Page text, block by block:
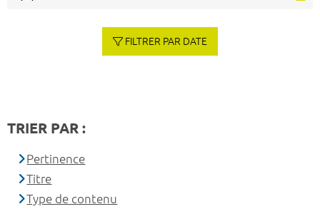
FILTRER PAR DATE
TRIER PAR :
Pertinence
Titre
Type de contenu